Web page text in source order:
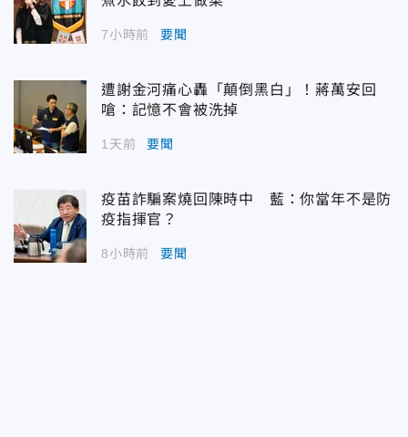
7小時前 要聞
遭謝金河痛心轟「顛倒黑白」！蔣萬安回
嗆：記憶不會被洗掉
1天前 要聞
疫苗詐騙案燒回陳時中 藍：你當年不是防
疫指揮官？
8小時前 要聞